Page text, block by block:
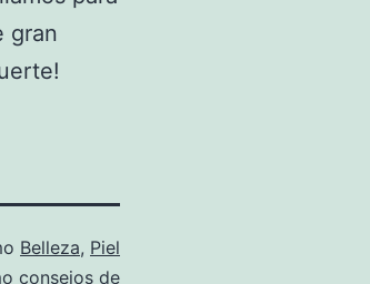
gran
Belleza, Piel
consejos de